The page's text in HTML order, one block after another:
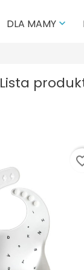
DLA MAMY 
Lista